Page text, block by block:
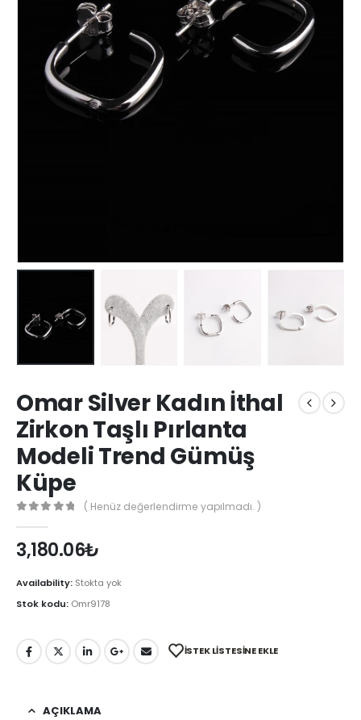
Omar Silver Kadın İthal
Zirkon Taşlı Pırlanta
Modeli Trend Gümüş
Küpe
( Henüz değerlendirme yapılmadı. )
3,180.06₺
Availability: Stokta yok
Stok kodu: Omr9178
İSTEK LISTESINE EKLE
AÇIKLAMA